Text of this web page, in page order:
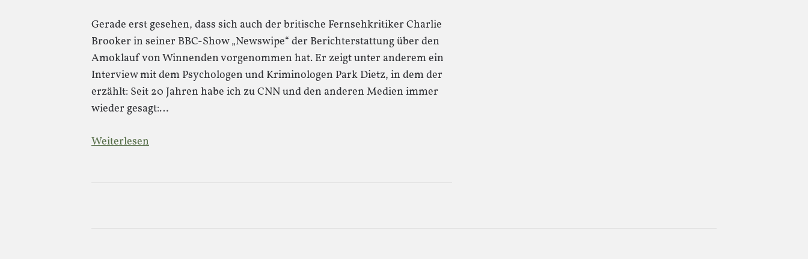
Gerade erst gesehen, dass sich auch der britische Fernsehkritiker Charlie
Brooker in seiner BBC-Show „Newswipe“ der Berichterstattung über den
Amoklauf von Winnenden vorgenommen hat. Er zeigt unter anderem ein
Interview mit dem Psychologen und Kriminologen Park Dietz, in dem der
erzählt: Seit 20 Jahren habe ich zu CNN und den anderen Medien immer
wieder gesagt:…
Weiterlesen